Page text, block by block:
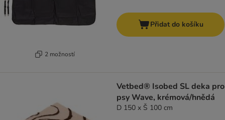
2 možností
Přidat do košíku
Vetbed® Isobed SL deka pro
psy Wave, krémová/hnědá
D 150 x Š 100 cm